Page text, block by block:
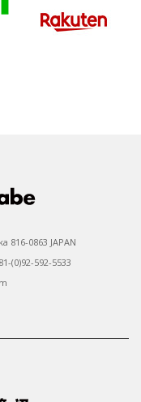
816-0863 JAPAN
(0)92-592-5533